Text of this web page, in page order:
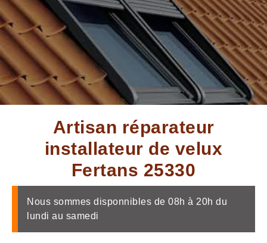
Artisan réparateur
installateur de velux
Fertans 25330
Nous sommes disponnibles de 08h à 20h du
lundi au samedi